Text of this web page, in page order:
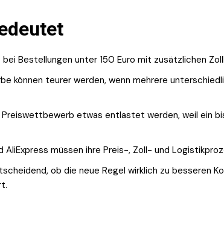
Bestellungen unter 150 Euro mit zusätzlichen
können teurer werden, wenn mehrere
Preiswettbewerb etwas entlastet werden, weil ein
AliExpress müssen ihre Preis-, Zoll- und
ob die neue Regel wirklich zu besseren